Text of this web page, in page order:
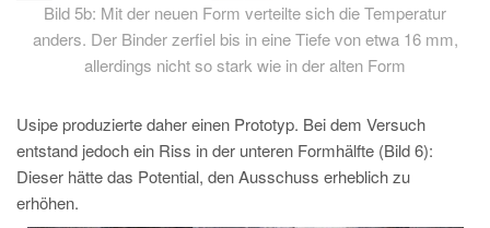
Bild 5b: Mit der neuen Form verteilte sich die Temperatur
anders. Der Binder zerfiel bis in eine Tiefe von etwa 16 mm,
allerdings nicht so stark wie in der alten Form
Usipe produzierte daher einen Prototyp. Bei dem Versuch
entstand jedoch ein Riss in der unteren Formhälfte (Bild 6):
Dieser hätte das Potential, den Ausschuss erheblich zu
erhöhen.